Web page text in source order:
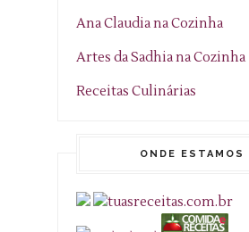
Ana Claudia na Cozinha
Artes da Sadhia na Cozinha
Receitas Culinárias
ONDE ESTAMOS